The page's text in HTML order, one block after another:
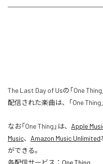
The Last Day of Usの「One
配信された楽曲は、「One Thing
なお「One Thing 」は、 Apple
Music、 Amazon Music Unlimited
ができる。
各配信サービス： One Thing